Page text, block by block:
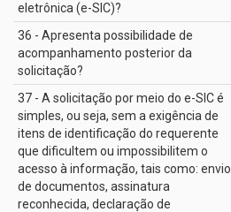
eletrônica (e­-SIC)?
36 - Apresenta possibilidade de
acompanhamento posterior da
solicitação?
37 - A solicitação por meio do e­-SIC é
simples, ou seja, sem a exigência de
itens de identificação do requerente
que dificultem ou impossibilitem o
acesso à informação, tais como: envio
de documentos, assinatura
reconhecida, declaração de